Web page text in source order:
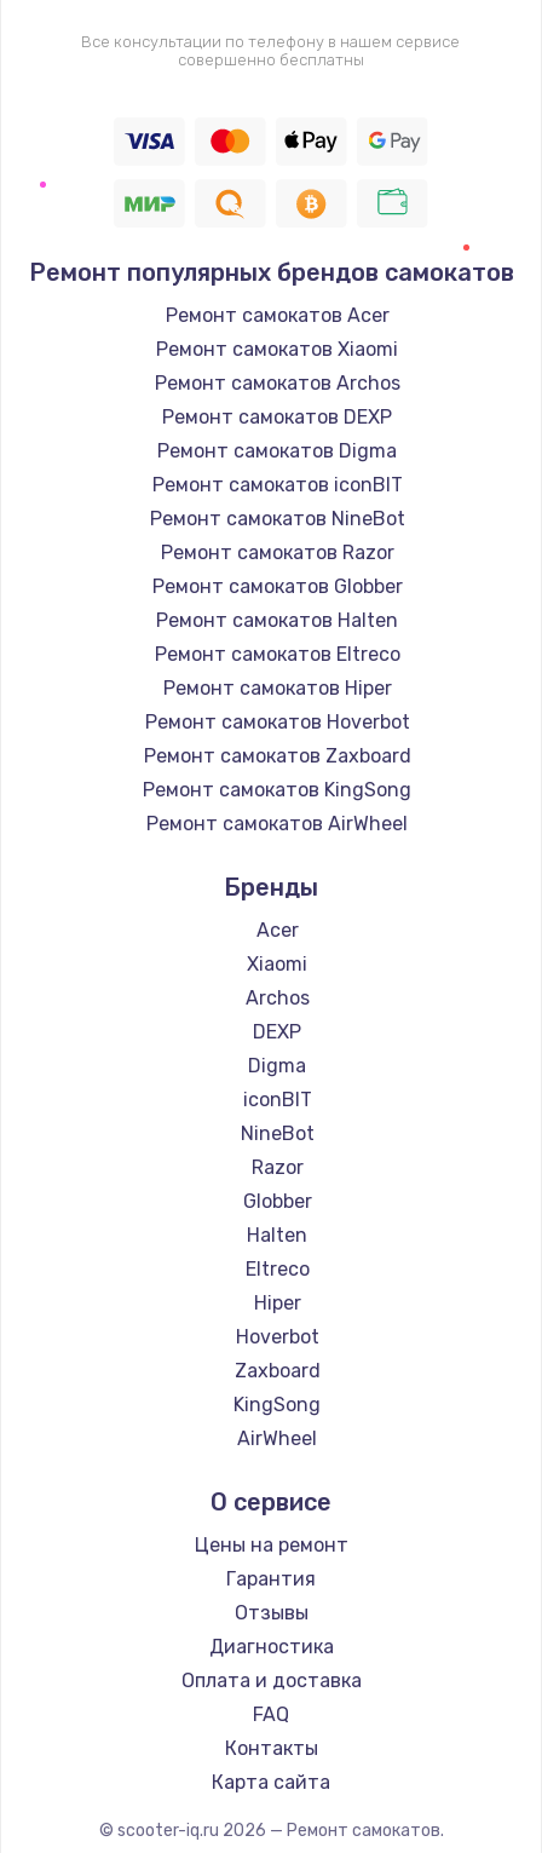
Все консультации по телефону в нашем сервисе
совершенно бесплатны
Ремонт популярных брендов самокатов
Ремонт самокатов Acer
Ремонт самокатов Xiaomi
Ремонт самокатов Archos
Ремонт самокатов DEXP
Ремонт самокатов Digma
Ремонт самокатов iconBIT
Ремонт самокатов NineBot
Ремонт самокатов Razor
Ремонт самокатов Globber
Ремонт самокатов Halten
Ремонт самокатов Eltreco
Ремонт самокатов Hiper
Ремонт самокатов Hoverbot
Ремонт самокатов Zaxboard
Ремонт самокатов KingSong
Ремонт самокатов AirWheel
Ремонт самокатов Hunter
Ремонт самокатов Shorner
Ремонт самокатов Joyor
Ремонт самокатов Minimotors
Ремонт самокатов Bork
Ремонт самокатов Segway
Ремонт самокатов KIRIN
Бренды
Acer
Xiaomi
Archos
DEXP
Digma
iconBIT
NineBot
Razor
Globber
Halten
Eltreco
Hiper
Hoverbot
Zaxboard
KingSong
AirWheel
Hunter
Shorner
Joyor
Minimotors
Bork
Segway
KIRIN
О сервисе
Цены на ремонт
Гарантия
Отзывы
Диагностика
Оплата и доставка
FAQ
Контакты
Карта сайта
© scooter-iq.ru 2026 — Ремонт самокатов.